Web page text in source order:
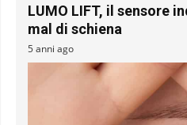
LUMO LIFT, il sensore
mal di schiena
5 anni ago